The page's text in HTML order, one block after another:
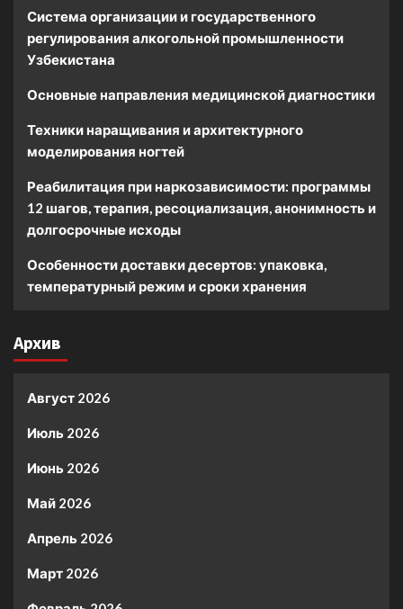
Система организации и государственного
регулирования алкогольной промышленности
Узбекистана
Основные направления медицинской диагностики
Техники наращивания и архитектурного
моделирования ногтей
Реабилитация при наркозависимости: программы
12 шагов, терапия, ресоциализация, анонимность и
долгосрочные исходы
Особенности доставки десертов: упаковка,
температурный режим и сроки хранения
Архив
Август 2026
Июль 2026
Июнь 2026
Май 2026
Апрель 2026
Март 2026